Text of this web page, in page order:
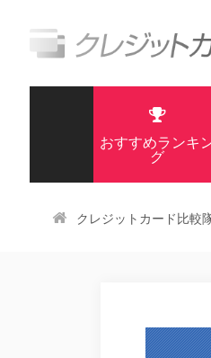
おすすめランキ
グ
クレジットカード比較